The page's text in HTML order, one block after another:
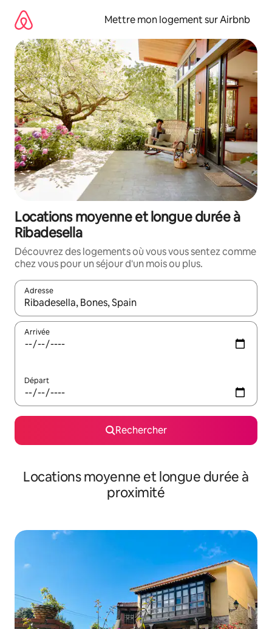
directement
contenu
Mettre mon logement sur Airbnb
Locations moyenne et longue durée à
Ribadesella
Découvrez des logements où vous vous sentez comme
chez vous pour un séjour d'un mois ou plus.
Adresse
Lorsque les résultats s'affichent, utilisez les flèches vers le
Arrivée
Départ
Rechercher
Locations moyenne et longue durée à
proximité